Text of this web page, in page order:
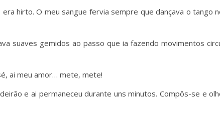
hirto. O meu sangue fervia sempre que dançava o tango
suaves gemidos ao passo que ia fazendo movimentos
ai meu amor… mete, mete!
e ai permaneceu durante uns minutos. Compôs-se e